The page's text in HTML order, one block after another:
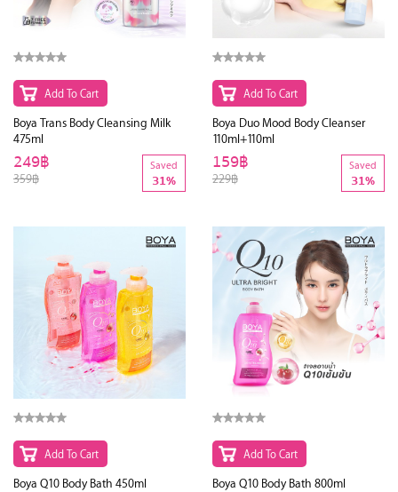
Add To Cart
Boya Trans Body Cleansing Milk
475ml
359฿
249฿ Saved
31%
Add To Cart
Boya Duo Mood Body Cleanser
110ml+110ml
229฿
159฿ Saved
31%
Add To Cart
Boya Q10 Body Bath 450ml
Add To Cart
Boya Q10 Body Bath 800ml